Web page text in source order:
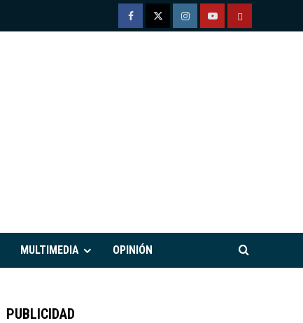
FacebookTwitterInstagramYoutubeTÉRMINOS
MULTIMEDIA OPINIÓN
PUBLICIDAD